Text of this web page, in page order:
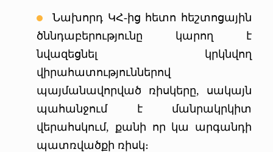
Նախորդ ԿՀ-ից հետո հեշտոցային
ծննդաբերությունը կարող է
նվազեցնել կրկնվող
վիրահատություններով
պայմանավորված ռիսկերը, սակայն
պահանջում է մանրակրկիտ
վերահսկում, քանի որ կա արգանդի
պատռվածքի ռիսկ։